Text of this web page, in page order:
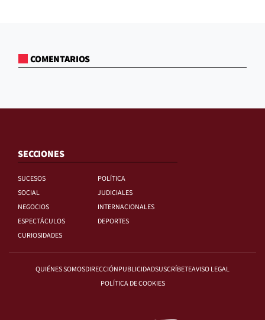
COMENTARIOS
SECCIONES
SUCESOS
POLÍTICA
SOCIAL
JUDICIALES
NEGOCIOS
INTERNACIONALES
ESPECTÁCULOS
DEPORTES
CURIOSIDADES
QUIÉNES SOMOSDIRECCIÓNPUBLICIDADSUSCRÍBETEAVISO LEGAL
POLÍTICA DE COOKIES